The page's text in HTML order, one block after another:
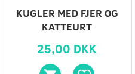
KUGLER MED FJER OG
KATTEURT
25,00 DKK